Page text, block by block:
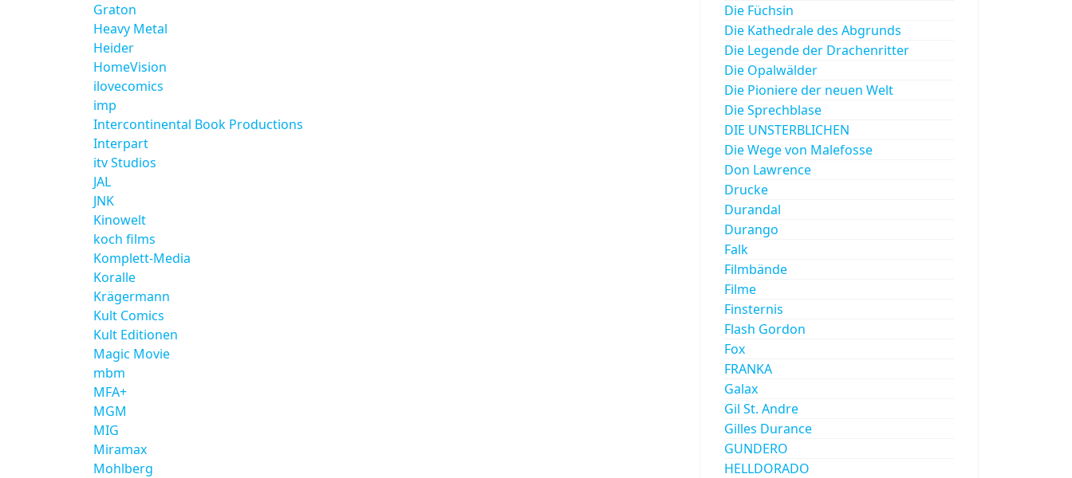
Graton
Heavy Metal
Heider
HomeVision
ilovecomics
imp
Intercontinental Book Productions
Interpart
itv Studios
JAL
JNK
Kinowelt
koch films
Komplett-Media
Koralle
Krägermann
Kult Comics
Kult Editionen
Magic Movie
mbm
MFA+
MGM
MIG
Miramax
Mohlberg
Die Füchsin
Die Kathedrale des Abgrunds
Die Legende der Drachenritter
Die Opalwälder
Die Pioniere der neuen Welt
Die Sprechblase
DIE UNSTERBLICHEN
Die Wege von Malefosse
Don Lawrence
Drucke
Durandal
Durango
Falk
Filmbände
Filme
Finsternis
Flash Gordon
Fox
FRANKA
Galax
Gil St. Andre
Gilles Durance
GUNDERO
HELLDORADO